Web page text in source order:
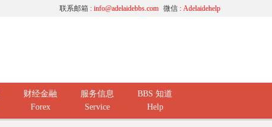
微信 : Adelaidehelp
联系邮箱 : info@adelaidebbs.com
财经金融
Forex
服务信息
Service
BBS 知道
Help